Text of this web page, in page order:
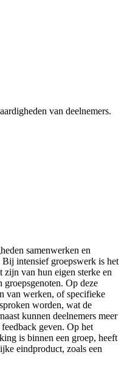
van deelnemers.
samenwerken en
Bij intensief groepswerk is het
zijn van hun eigen sterke en
Op deze
van werken, of specifieke
worden, wat de
kunnen deelnemers meer
geven. Op het
is binnen een groep, heeft
eindproduct, zoals een